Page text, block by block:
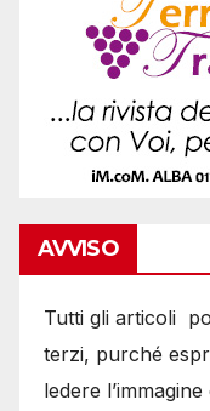
AVVISO
Tutti gli articoli
terzi, purché
ledere